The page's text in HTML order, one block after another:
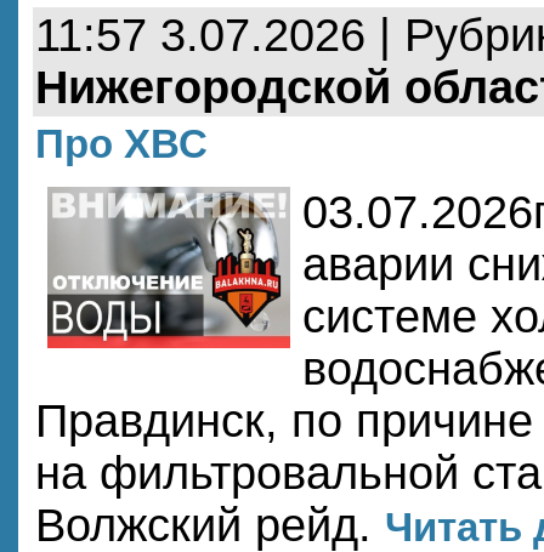
11:57 3.07.2026 |
Нижегородской
Про ХВС
аварии
системе
Правдинск, по
на фильтровальной
Волжский рейд. Читать